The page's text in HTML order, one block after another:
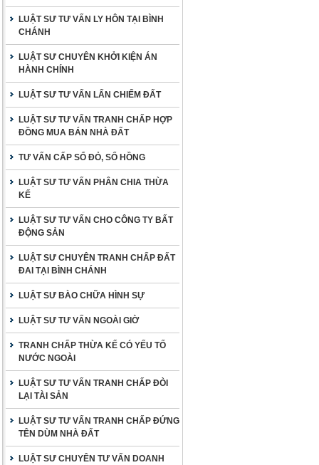
LUẬT SƯ TƯ VẤN LY HÔN TẠI BÌNH
CHÁNH
LUẬT SƯ CHUYÊN KHỞI KIỆN ÁN
HÀNH CHÍNH
LUẬT SƯ TƯ VẤN LẤN CHIẾM ĐẤT
LUẬT SƯ TƯ VẤN TRANH CHẤP HỢP
ĐỒNG MUA BÁN NHÀ ĐẤT
TƯ VẤN CẤP SỔ ĐỎ, SỔ HỒNG
LUẬT SƯ TƯ VẤN PHÂN CHIA THỪA
KẾ
LUẬT SƯ TƯ VẤN CHO CÔNG TY BẤT
ĐỘNG SẢN
LUẬT SƯ CHUYÊN TRANH CHẤP ĐẤT
ĐAI TẠI BÌNH CHÁNH
LUẬT SƯ BÀO CHỮA HÌNH SỰ
LUẬT SƯ TƯ VẤN NGOÀI GIỜ
TRANH CHẤP THỪA KẾ CÓ YẾU TỐ
NƯỚC NGOÀI
LUẬT SƯ TƯ VẤN TRANH CHẤP ĐÒI
LẠI TÀI SẢN
LUẬT SƯ TƯ VẤN TRANH CHẤP ĐỨNG
TÊN DÙM NHÀ ĐẤT
LUẬT SƯ CHUYÊN TƯ VẤN DOANH